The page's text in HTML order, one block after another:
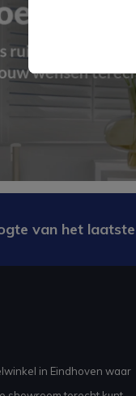
van het
in Eindhoven waar